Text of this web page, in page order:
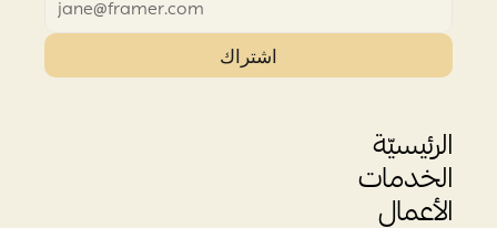
اشتراك
الرئيسيّة
الخدمات
الأعمال